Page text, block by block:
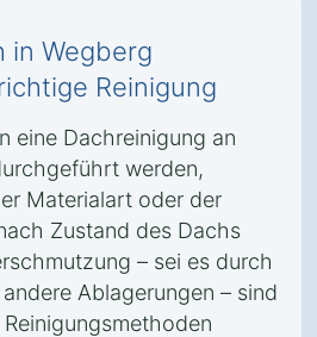
in Wegberg
Reinigung
eine Dachreinigung an
werden,
Materialart oder der
Zustand des Dachs
– sei es durch
Ablagerungen – sind